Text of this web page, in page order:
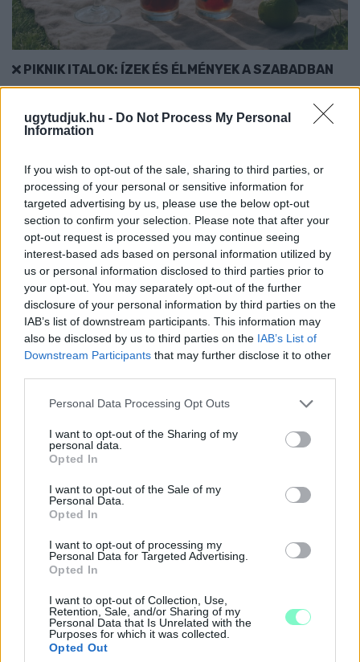
ugytudjuk.hu - Do Not Process My Personal
Information
If you wish to opt-out of the sale, sharing to third parties, or
processing of your personal or sensitive information for
targeted advertising by us, please use the below opt-out
section to confirm your selection. Please note that after your
opt-out request is processed you may continue seeing
interest-based ads based on personal information utilized by
us or personal information disclosed to third parties prior to
your opt-out. You may separately opt-out of the further
disclosure of your personal information by third parties on the
IAB’s list of downstream participants. This information may
also be disclosed by us to third parties on the IAB’s List of
Downstream Participants that may further disclose it to other
Please note that this website/app uses one or more Google
not limited to your visit or usage behaviour. You may click to
grant or deny consent to Google and its third-party tags to
use your data for below specified purposes in below Google
consent section.
Personal Data Processing Opt Outs
I want to opt-out of the Sharing of my
personal data.
Opted In
I want to opt-out of the Sale of my
Personal Data.
Opted In
I want to opt-out of processing my
Personal Data for Targeted Advertising.
Opted In
I want to opt-out of Collection, Use,
Retention, Sale, and/or Sharing of my
Personal Data that Is Unrelated with the
Purposes for which it was collected.
Opted Out
PIKNIK ITALOK: ÍZEK ÉS ÉLMÉNYEK A SZABADBAN
támad kedve kirándulni a természetbe.
ÖRÖMHÍR: TÍZ ÉVE NEM VOLT ILYEN ALACSONY AZ
INFLÁCIÓ MAGYARORSZÁGON
összevetésben a fogyasztói árak, miközben az élelmiszerek ára
már csökkent.